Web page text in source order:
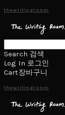
thewritingroom
Search 검색
Log In 로그인
Cart장바구니
thewritingroom